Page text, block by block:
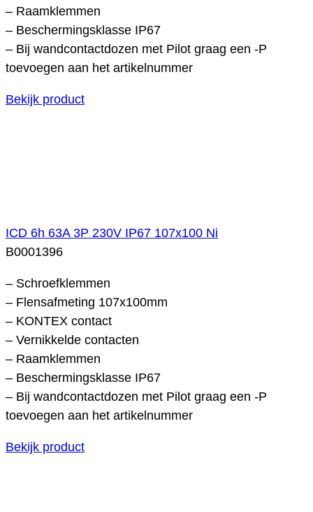
– Raamklemmen
– Beschermingsklasse IP67
– Bij wandcontactdozen met Pilot graag een -P
toevoegen aan het artikelnummer
Bekijk product
ICD 6h 63A 3P 230V IP67 107x100 Ni
B0001396
– Schroefklemmen
– Flensafmeting 107x100mm
– KONTEX contact
– Vernikkelde contacten
– Raamklemmen
– Beschermingsklasse IP67
– Bij wandcontactdozen met Pilot graag een -P
toevoegen aan het artikelnummer
Bekijk product